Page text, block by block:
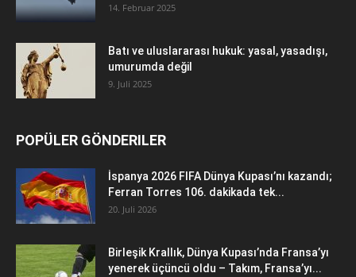
14. Februar 2025
Batı ve uluslararası hukuk: yasal, yasadışı,
umurumda değil
9. Juli 2025
POPÜLER GÖNDERILER
İspanya 2026 FIFA Dünya Kupası’nı kazandı;
Ferran Torres 106. dakikada tek...
20. Juli 2026
Birleşik Krallık, Dünya Kupası’nda Fransa’yı
yenerek üçüncü oldu – Takım, Fransa’yı...